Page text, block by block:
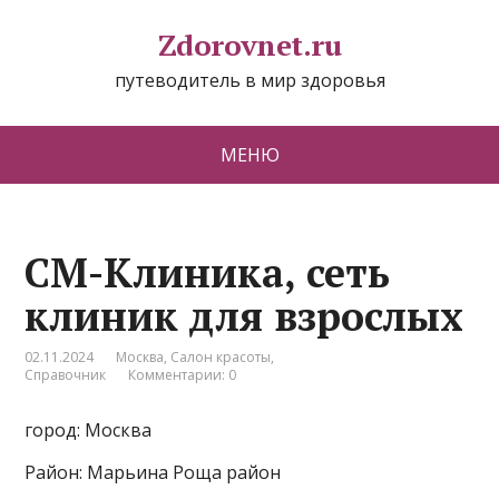
Zdorovnet.ru
путеводитель в мир здоровья
МЕНЮ
СМ-Клиника, сеть
клиник для взрослых
02.11.2024 Москва, Салон красоты,
Справочник
Комментарии: 0
город: Москва
Район: Марьина Роща район